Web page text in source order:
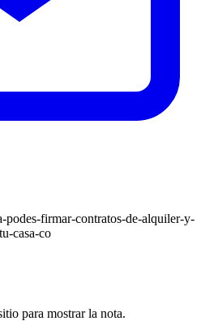
podes-firmar-contratos-de-alquiler-y-
casa-co
para mostrar la nota.